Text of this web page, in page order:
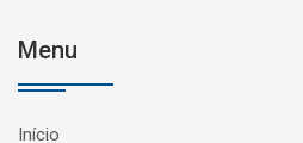
Menu
Início